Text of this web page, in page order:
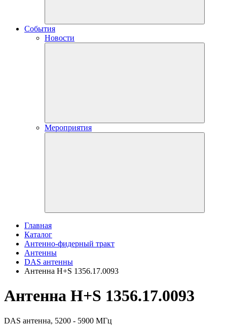
События
Новости
Мероприятия
Главная
Каталог
Антенно-фидерный тракт
Антенны
DAS антенны
Антенна H+S 1356.17.0093
Антенна H+S 1356.17.0093
DAS антенна, 5200 - 5900 МГц